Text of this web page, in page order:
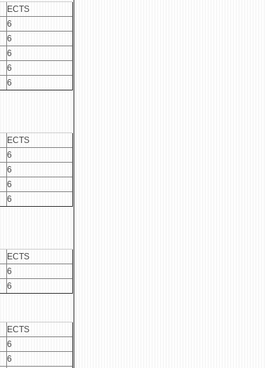
ECTS
6
6
6
6
6
ECTS
6
6
6
6
ECTS
6
6
ECTS
6
6